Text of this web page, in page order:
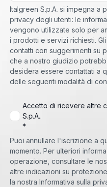
Italgreen S.p.A. si impegna a
privacy degli utenti: le
vengono utilizzate solo per
i prodotti e servizi richiesti.
contatti con suggerimenti su
che a nostro giudizio
desidera essere contattati a
delle seguenti modalità di
Accetto di ricevere altre
S.p.A..
*
Puoi annullare l'iscrizione a
momento. Per ulteriori
operazione, consultare le
altre indicazioni su
la nostra Informativa sulla